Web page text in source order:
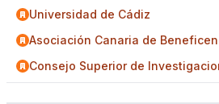
Universidad de Cádiz
Asociación Canaria de
Consejo Superior de